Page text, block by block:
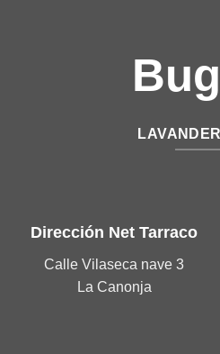
Dirección Net Tarraco
Calle Vilaseca nave 3
La Canonja